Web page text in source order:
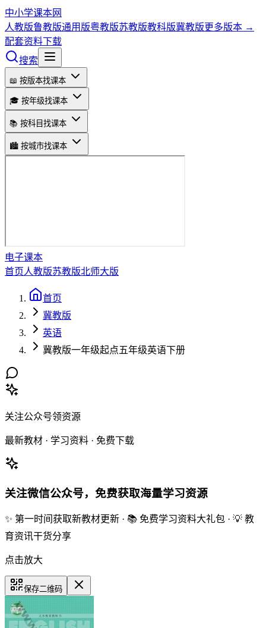
中小学课本网
人教版鲁教版通用版粤教版苏教版教科版冀教版更多版本 →
配套资料下载
搜索
📖 按版本找课本
🎓 按年级找课本
📚 按科目找课本
🏙️ 按城市找课本
电子课本
首页人教版苏教版北师大版
首页
冀教版
英语
冀教版一年级起点五年级英语下册
关注公众号领资源
最新教材 · 学习资料 · 免费下载
关注微信公众号，免费获取海量学习资源
✨ 第一时间获取新教材更新 · 📚 免费学习资料大礼包 · 💡 教
育资讯干货分享
点击放大
保存二维码